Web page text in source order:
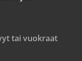
tai vuokraat